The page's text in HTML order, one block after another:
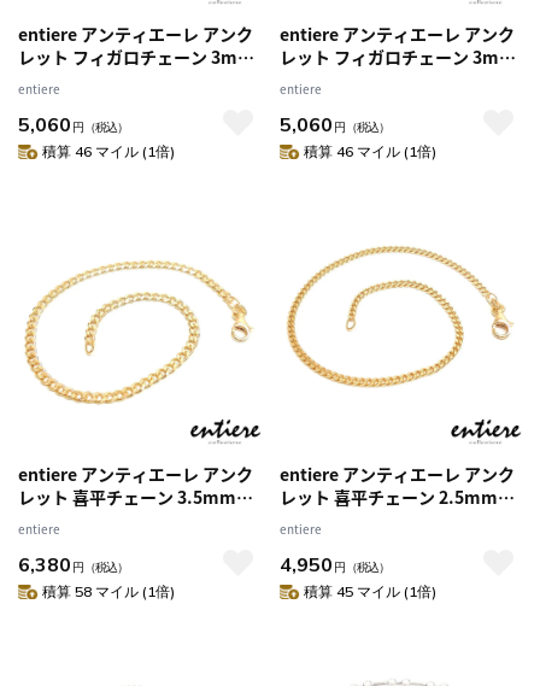
entiere アンティエーレ アンク
レット フィガロチェーン 3mm
26cm シルバー925 18金メッキ
entiere
5,060 円 （税込）
積算 46 マイル (1倍)
entiere アンティエーレ アンク
レット フィガロチェーン 3mm
26cm シルバー925 ロジウムメ
entiere
5,060 円 （税込）
積算 46 マイル (1倍)
entiere アンティエーレ アンク
レット 喜平チェーン 3.5mm
26cm シルバー925 18金メッキ
メンズ イタリア製
entiere
6,380 円 （税込）
積算 58 マイル (1倍)
entiere アンティエーレ アンク
レット 喜平チェーン 2.5mm
26cm シルバー925 18金メッキ
メンズ
entiere
4,950 円 （税込）
積算 45 マイル (1倍)